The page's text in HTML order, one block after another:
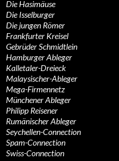
Die Hasimäuse
Die Isselburger
Die jungen Römer
Frankfurter Kreisel
Gebrüder Schmidtlein
Hamburger Ableger
Kalletaler-Dreieck
Malaysischer-Ableger
Mega-Firmennetz
Münchener Ableger
Philipp Reisener
Rumänischer Ableger
Seychellen-Connection
Spam-Connection
Swiss-Connection